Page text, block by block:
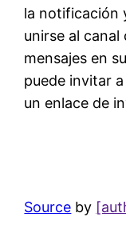
la notificación
unirse al
mensajes en
puede invitar
un enlace de
Source by